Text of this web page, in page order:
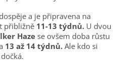
a je připravena na
přibližně 11-13 týdnů. U dvou
Haze se ovšem doba růstu
13 až 14 týdnů. Ale kdo si